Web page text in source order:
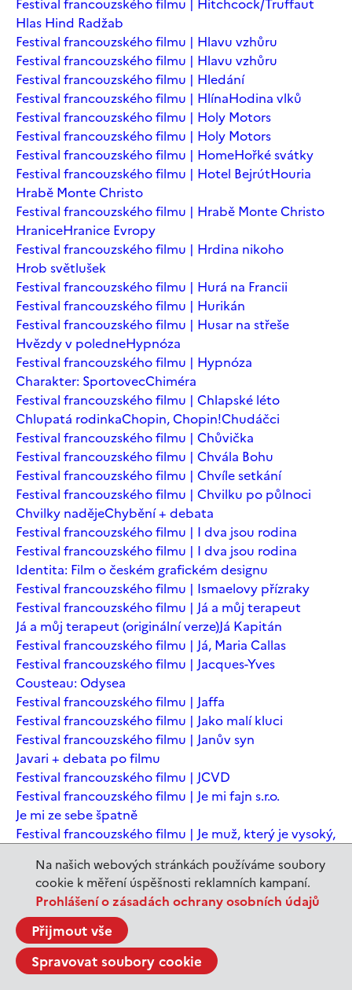
Na našich webových stránkách používáme soubory
cookie k měření úspěšnosti reklamních kampaní.
Prohlášení o zásadách ochrany osobních údajů
Přijmout vše
Spravovat soubory cookie
Hlas Hind Radžab
Festival francouzského filmu | Hlavu vzhůru
Festival francouzského filmu | Hlavu vzhůru
Festival francouzského filmu | Hledání
Festival francouzského filmu | HlínaHodina vlků
Festival francouzského filmu | Holy Motors
Festival francouzského filmu | Holy Motors
Festival francouzského filmu | HomeHořké svátky
Festival francouzského filmu | Hotel BejrútHouria
Hrabě Monte Christo
Festival francouzského filmu | Hrabě Monte Christo
HraniceHranice Evropy
Festival francouzského filmu | Hrdina nikoho
Hrob světlušek
Festival francouzského filmu | Hurá na Francii
Festival francouzského filmu | Hurikán
Festival francouzského filmu | Husar na střeše
Hvězdy v poledneHypnóza
Festival francouzského filmu | Hypnóza
Charakter: SportovecChiméra
Festival francouzského filmu | Chlapské léto
Chlupatá rodinkaChopin, Chopin!Chudáčci
Festival francouzského filmu | Chůvička
Festival francouzského filmu | Chvála Bohu
Festival francouzského filmu | Chvíle setkání
Festival francouzského filmu | Chvilku po půlnoci
Chvilky nadějeChybění + debata
Festival francouzského filmu | I dva jsou rodina
Festival francouzského filmu | I dva jsou rodina
Identita: Film o českém grafickém designu
Festival francouzského filmu | Ismaelovy přízraky
Festival francouzského filmu | Já a můj terapeut
Já a můj terapeut (originální verze)Já Kapitán
Festival francouzského filmu | Já, Maria Callas
Festival francouzského filmu | Jacques-Yves
Cousteau: Odysea
Festival francouzského filmu | Jaffa
Festival francouzského filmu | Jako malí kluci
Festival francouzského filmu | Janův syn
Javari + debata po filmu
Festival francouzského filmu | JCVD
Festival francouzského filmu | Je mi fajn s.r.o.
Je mi ze sebe špatně
Festival francouzského filmu | Je muž, který je vysoký,
Chomským
Festival francouzského filmu | Je to jen konec světa
Festival francouzského filmu | Je to jen konec světa
Festival francouzského filmu | Jeanne du Barry -
Králova milenka
Jeanne du Barry – Králova milenka